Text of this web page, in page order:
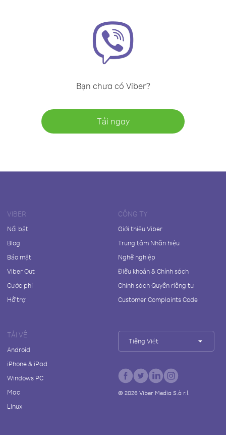
Bạn chưa có Viber?
Tải ngay
VIBER
Nổi bật
Blog
Bảo mật
Viber Out
Cước phí
Hỗ trợ
CÔNG TY
Giới thiệu Viber
Trung tâm Nhãn hiệu
Nghề nghiệp
Điều khoản & Chính sách
Chính sách Quyền riêng tư
Customer Complaints Code
TẢI VỀ
Android
iPhone & iPad
Windows PC
Mac
Linux
Tiếng Việt
© 2026Viber Media S.à r.l.